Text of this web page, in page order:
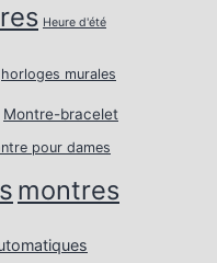
Heure d'été
horloges murales
Montre-bracelet
pour dames
montres